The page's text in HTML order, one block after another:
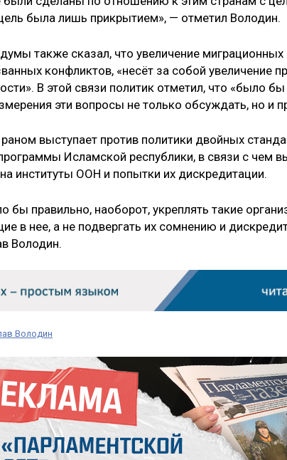
была лишь прикрытием», — отметил Володин.
также сказал, что увеличение
конфликтов, «несёт за собой увеличение
В этой связи политик отметил, что «было
эти вопросы не только обсуждать, но и
выступает против политики двойных
Исламской республики, в связи с чем
институты ООН и попытки их дискредитации.
бы правильно, наоборот, укреплять такие
в нее, а не подвергать их сомнению и
Володин.
Володин